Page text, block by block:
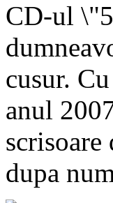
CD-ul
cusur.
anul
dupa